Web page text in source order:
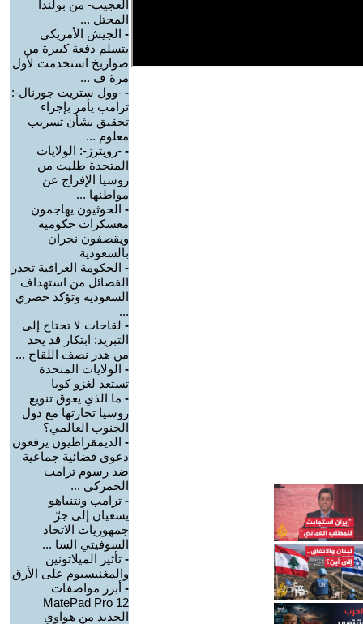
العجيب- من بولندا
المحتل ...
- الجيش الأمريكي
يتسلم دفعة كبيرة من
صواريخ استخدمت لأول
مرة ف ...
- -وول ستريت جورنال-:
ترامب يأمر بإجراء
تحقيق بشأن تسريب
معلوم ...
- -رويترز-: الولايات
المتحدة طلبت من
روسيا الإفراج عن
مواطنها ...
- الحوثيون يهاجمون
معسكرات حكومية
ويقصفون نجران
بالسعودية
- الحكومة العراقية تحذر
الفصائل من استهداف
السعودية وتؤكد حصري
...
- لقاحات لا تحتاج إلى
التبريد: ابتكار قد يحد
من هدر نصف اللقاح ...
- الولايات المتحدة
تستعد لغزو كوبا
- ما الذي يعوق تنويع
روسيا تجارتها مع دول
الجنوب العالمي؟
- الديمقراطيون يرفعون
دعوى قضائية جماعية
ضد رسوم ترامب
الجمركي ...
- ترامب ونتنياهو
يسعيان إلى جرّ
جمهوريات الاتحاد
السوفيتي السا ...
- تأثير الميلاتونين
والمغنيسيوم على الأرق
- أبرز مواصفات
MatePad Pro 12
الجديد من هواوي